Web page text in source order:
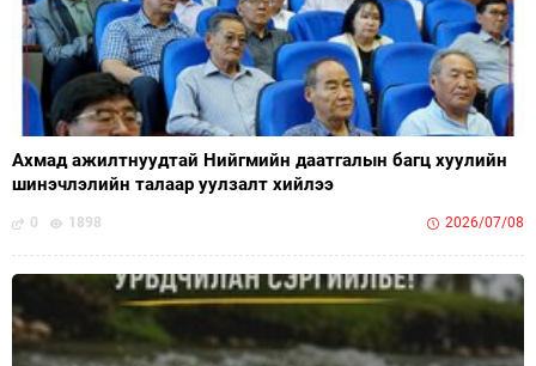
Ахмад ажилтнуудтай Нийгмийн даатгалын багц хуулийн
шинэчлэлийн талаар уулзалт хийлээ
0 1898 2026/07/08